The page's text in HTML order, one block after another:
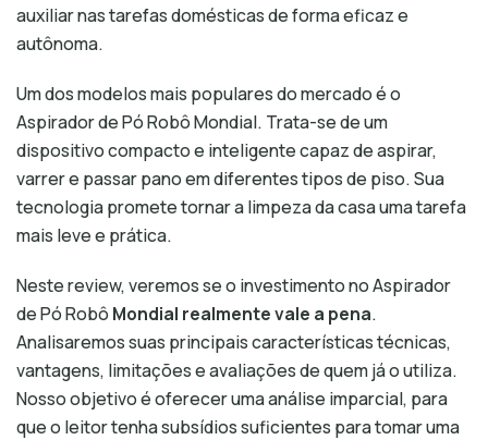
auxiliar nas tarefas domésticas de forma eficaz e
autônoma.
Um dos modelos mais populares do mercado é o
Aspirador de Pó Robô Mondial. Trata-se de um
dispositivo compacto e inteligente capaz de aspirar,
varrer e passar pano em diferentes tipos de piso. Sua
tecnologia promete tornar a limpeza da casa uma tarefa
mais leve e prática.
Neste review, veremos se o investimento no Aspirador
de Pó RobôMondial realmente vale a pena.
Analisaremos suas principais características técnicas,
vantagens, limitações e avaliações de quem já o utiliza.
Nosso objetivo é oferecer uma análise imparcial, para
que o leitor tenha subsídios suficientes para tomar uma